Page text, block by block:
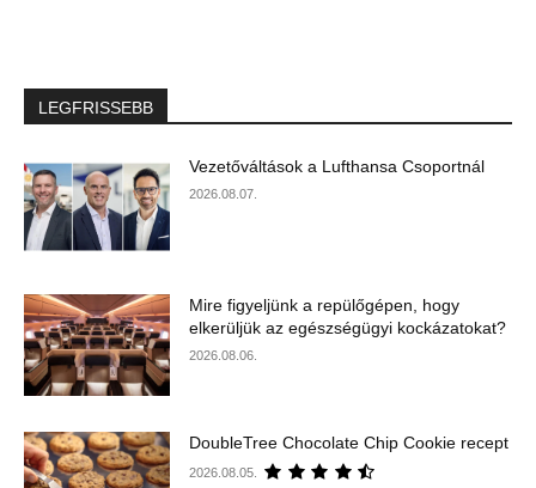
LEGFRISSEBB
Vezetőváltások a Lufthansa Csoportnál
2026.08.07.
Mire figyeljünk a repülőgépen, hogy
elkerüljük az egészségügyi kockázatokat?
2026.08.06.
DoubleTree Chocolate Chip Cookie recept
2026.08.05.